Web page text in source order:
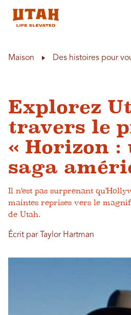
Maison Des histoires pour
Explorez
travers le
« Horizon :
saga
Il n'est pas surprenant
maintes reprises vers le
de Utah.
Écrit par Taylor Hartman